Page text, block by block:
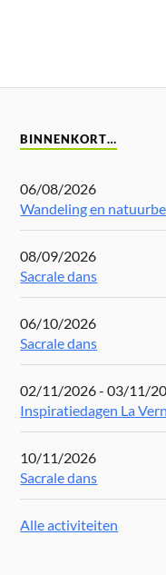
BINNENKORT…
06/08/2026
Wandeling en
08/09/2026
Sacrale dans
06/10/2026
Sacrale dans
02/11/2026 - 03/11/
Inspiratiedagen La
10/11/2026
Sacrale dans
Alle activiteiten